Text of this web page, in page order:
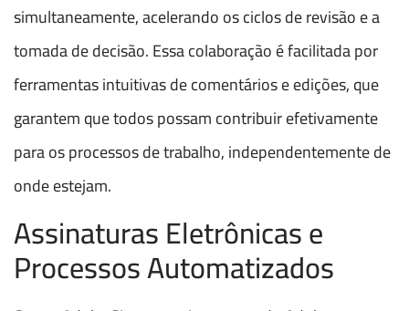
simultaneamente, acelerando os ciclos de revisão e a
tomada de decisão. Essa colaboração é facilitada por
ferramentas intuitivas de comentários e edições, que
garantem que todos possam contribuir efetivamente
para os processos de trabalho, independentemente de
onde estejam.
Assinaturas Eletrônicas e
Processos Automatizados